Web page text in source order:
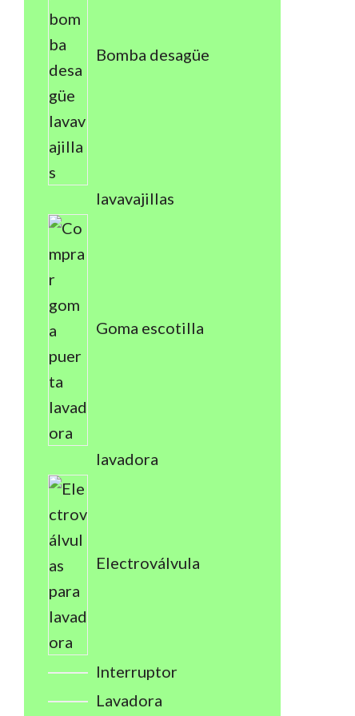
Bomba desagüe
lavavajillas
Goma escotilla
lavadora
Electroválvula
Interruptor
Lavadora